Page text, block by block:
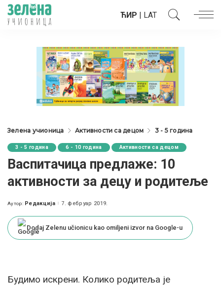
ЋИР | LAT
Зелена учионица Активности са децом 3 - 5 година
3 - 5 година 6 - 10 година Активности са децом
Васпитачица предлаже: 10
активности за децу и родитеље
Posted
Аутор: Редакција 7. фебруар 2019.
Dodaj Zelenu učionicu kao omiljeni izvor na Google-u
Будимо искрени. Колико родитеља је